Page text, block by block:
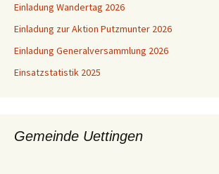
Einladung Wandertag 2026
Einladung zur Aktion Putzmunter 2026
Einladung Generalversammlung 2026
Einsatzstatistik 2025
Gemeinde Uettingen